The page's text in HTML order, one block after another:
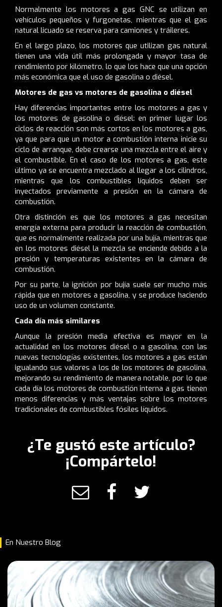
Normalmente los motores a gas GNC se utilizan en
vehículos pequeños y furgonetas, mientras que el gas
natural licuado se reserva para camiones y tráileres.
En el largo plazo, los motores que utilizan gas natural
tienen una vida útil más prolongada y mayor tasa de
rendimiento por kilómetro, lo que los hace que una opción
más económica que el uso de gasolina o diésel.
Motores de gas vs motores de gasolina o diésel
Hay diferencias importantes entre los motores a gas y
los motores de gasolina o diésel: en primer lugar los
ciclos de reacción son más cortos en los motores a gas,
ya que para que un motor a combustión interna inicie su
ciclo de arranque, debe crearse una mezcla entre el aire y
el combustible. En el caso de los motores a gas, este
último ya se encuentra mezclado al llegar a los cilindros,
mientras que los combustibles líquidos deben ser
inyectados previamente a presión en la cámara de
combustión.
Otra distinción es que los motores a gas necesitan
energía externa para producir la reacción de combustión,
que es normalmente realizada por una bujía, mientras que
en los motores diésel la mezcla se enciende debido a la
presión y temperaturas existentes en la cámara de
combustión.
Por su parte, la ignición por bujía suele ser mucho más
rápida que en motores a gasolina, y se produce haciendo
uso de un volumen constante.
Cada día más similares
Aunque la presión media efectiva es mayor en la
actualidad en los motores diésel o a gasolina, con las
nuevas tecnologías existentes, los motores a gas están
igualando sus valores a los de los motores de gasolina,
mejorando su rendimiento de manera notable, por lo que
cada día los motores de combustión interna a gas tienen
menos diferencias y más ventajas sobre los motores
tradicionales de combustibles fósiles líquidos.
¿Te gustó este artículo?
¡Compártelo!
En Nuestro Blog